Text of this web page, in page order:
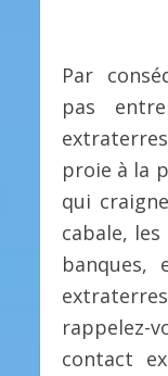
Par
pas
proie à la
qui
cabale,
rappelez-
contact